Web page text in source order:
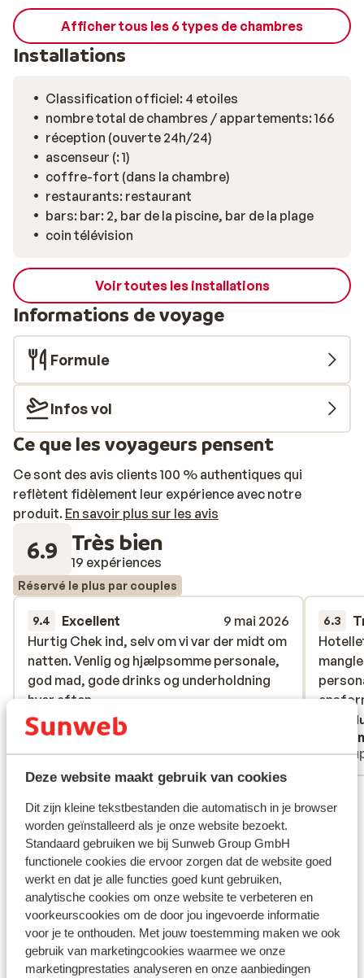
Deze website maakt gebruik van cookies
Dit zijn kleine tekstbestanden die automatisch in je browser
worden geïnstalleerd als je onze website bezoekt.
Standaard gebruiken we bij Sunweb Group GmbH
functionele cookies die ervoor zorgen dat de website goed
werkt en dat je alle functies goed kunt gebruiken,
analytische cookies om onze website te verbeteren en
voorkeurscookies om de door jou ingevoerde informatie
voor je te onthouden. Met jouw toestemming maken we ook
gebruik van marketingcookies waarmee we onze
marketingprestaties analyseren en onze aanbiedingen
Afficher tous les 6 types de chambres
Installations
Classification officiel: 4 etoiles
nombre total de chambres / appartements: 166
réception (ouverte 24h/24)
ascenseur (: 1)
coffre-fort (dans la chambre)
restaurants: restaurant
bars: bar: 2, bar de la piscine, bar de la plage
coin télévision
Voir toutes les installations
Informations de voyage
Formule
Infos vol
Ce que les voyageurs pensent
Ce sont des avis clients 100 % authentiques qui
reflètent fidèlement leur expérience avec notre
produit. En savoir plus sur les avis
6.9 Très bien
19 expériences
Réservé le plus par couples
9.4 Excellent
9 mai 2026
Hurtig Chek ind, selv om vi var der midt om
natten. Venlig og hjælpsomme personale,
god mad, gode drinks og underholdning
hver aften.
Hurtig Chek ind, selv om vi var der midt om
natten. Venlig og hjælpsomme personale,
god mad, gode drinks og underholdning
hver aften.
Traduire en français (BE)
Anonyme
Couples
6.3
Emplacement
Afficher sur la carte